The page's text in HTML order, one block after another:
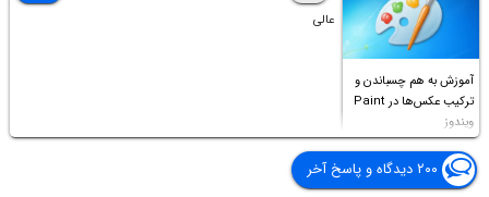
آموزش به هم چسباندن و
ترکیب عکس‌ها در Paint
ویندوز
عالی
۲۰۰ دیدگاه و پاسخ آخر